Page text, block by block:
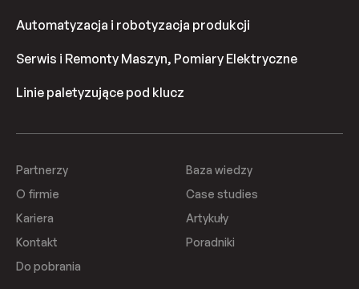
Automatyzacja i robotyzacja produkcji
Serwis i Remonty Maszyn, Pomiary Elektryczne
Linie paletyzujące pod klucz
Partnerzy
O firmie
Kariera
Kontakt
Do pobrania
Baza wiedzy
Case studies
Artykuły
Poradniki